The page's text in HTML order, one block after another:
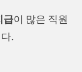
급이 많은 직원
.